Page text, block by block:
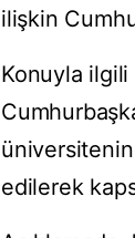
ilişkin
Konuyla
edilerek